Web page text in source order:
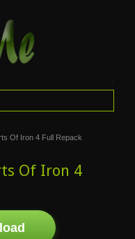
Of Iron 4 Full Repack
Of Iron 4